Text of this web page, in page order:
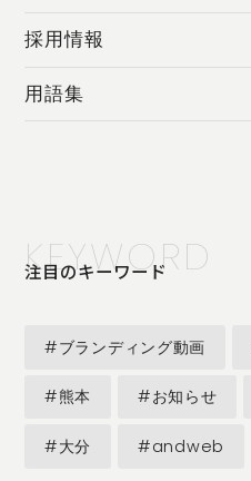
採用情報
用語集
KEYWORD
注目のキーワード
#ブランディング動画
#熊本 #お知らせ
#大分 #andweb